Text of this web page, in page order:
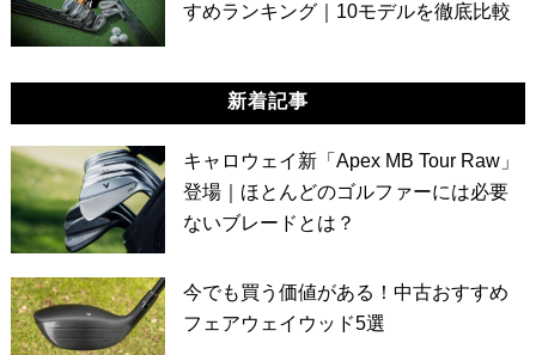
すめランキング｜10モデルを徹底比較
新着記事
キャロウェイ新「Apex MB Tour Raw」
登場｜ほとんどのゴルファーには必要
ないブレードとは？
今でも買う価値がある！中古おすすめ
フェアウェイウッド5選